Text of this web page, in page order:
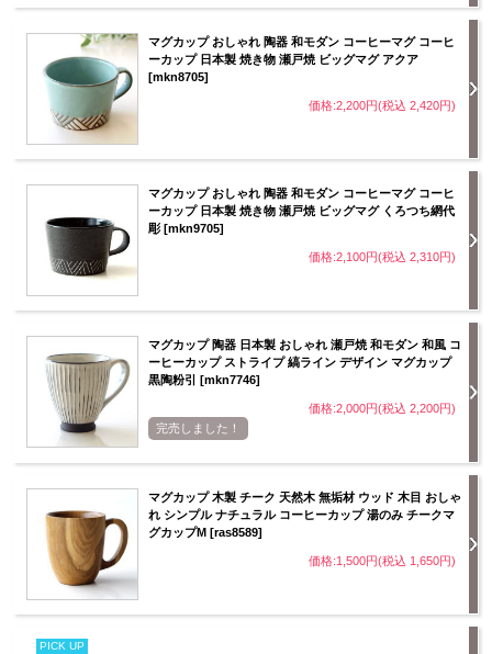
マグカップ おしゃれ 陶器 和モダン コーヒーマグ コーヒ
ーカップ 日本製 焼き物 瀬戸焼 ビッグマグ アクア
[mkn8705]
価格:2,200円(税込 2,420円)
マグカップ おしゃれ 陶器 和モダン コーヒーマグ コーヒ
ーカップ 日本製 焼き物 瀬戸焼 ビッグマグ くろつち網代
彫 [mkn9705]
価格:2,100円(税込 2,310円)
マグカップ 陶器 日本製 おしゃれ 瀬戸焼 和モダン 和風 コ
ーヒーカップ ストライプ 縞ライン デザイン マグカップ
黒陶粉引 [mkn7746]
価格:2,000円(税込 2,200円)
完売しました！
マグカップ 木製 チーク 天然木 無垢材 ウッド 木目 おしゃ
れ シンプル ナチュラル コーヒーカップ 湯のみ チークマ
グカップM [ras8589]
価格:1,500円(税込 1,650円)
PICK UP